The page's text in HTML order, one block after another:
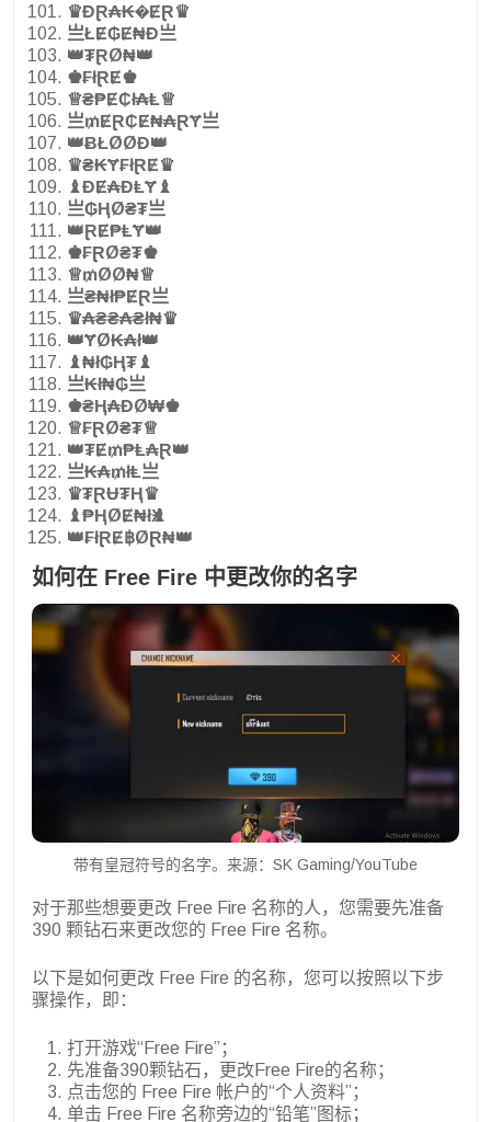
♛ĐⱤ₳₭�ɆⱤ♛
亗ŁɆ₲Ɇ₦Đ亗
👑₮ⱤØ₦👑
♚₣łⱤɆ♚
♕₴₱Ɇ₵ł₳Ⱡ♕
亗₥ɆⱤ₵Ɇ₦₳ⱤɎ亗
👑ɃŁØØĐ👑
♛₴₭Ɏ₣łⱤɆ♛
♝ĐɆ₳ĐⱠɎ♝
亗₲ⱧØ₴₮亗
👑ⱤɆ₱ⱠɎ👑
♚₣ⱤØ₴₮♚
♕₥ØØ₦♕
亗₴₦ł₱ɆⱤ亗
♛₳₴₴₳₴ł₦♛
👑ɎØ₭₳ł👑
♝₦ł₲Ⱨ₮♝
亗₭ł₦₲亗
♚₴Ⱨ₳ĐØ₩♚
♕₣ⱤØ₴₮♕
👑₮Ɇ₥₱Ⱡ₳Ɽ👑
亗₭₳₥łⱠ亗
♛₮ⱤɄ₮Ⱨ♛
♝₱ⱧØɆ₦łӾ♝
👑₣łⱤɆ฿ØⱤ₦👑
如何在 Free Fire 中更改你的名字
带有皇冠符号的名字。来源：SK Gaming/YouTube
对于那些想要更改 Free Fire 名称的人，您需要先准备
390 颗钻石来更改您的 Free Fire 名称。
以下是如何更改 Free Fire 的名称，您可以按照以下步
骤操作，即：
打开游戏“Free Fire”；
先准备390颗钻石，更改Free Fire的名称；
点击您的 Free Fire 帐户的“个人资料”；
单击 Free Fire 名称旁边的“铅笔”图标；